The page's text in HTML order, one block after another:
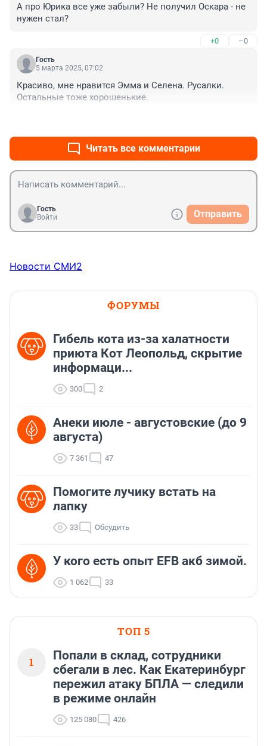
А про Юрика все уже забыли? Не получил Оскара - не
нужен стал?
+0 –0
Гость
5 марта 2025, 07:02
Красиво, мне нравится Эмма и Селена. Русалки.
Остальные тоже хорошенькие.
Читать все комментарии
Гость
Войти
Отправить
Новости СМИ2
ФОРУМЫ
Гибель кота из-за халатности
приюта Кот Леопольд, скрытиe
информаци...
300 2
Анеки июле - августовские (до 9
августа)
7 361 47
Помогите лучику встать на
лапку
33 Обсудить
У кого есть опыт EFB акб зимой.
1 062 33
ТОП 5
1
Попали в склад, сотрудники
сбегали в лес. Как Екатеринбург
пережил атаку БПЛА — следили
в режиме онлайн
125 080 426